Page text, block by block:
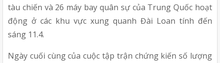
tàu chiến và 26 máy bay quân sự của Trung Quốc hoạt
động ở các khu vực xung quanh Đài Loan tính đến
sáng 11.4.
Ngày cuối cùng của cuộc tập trận chứng kiến số lượng